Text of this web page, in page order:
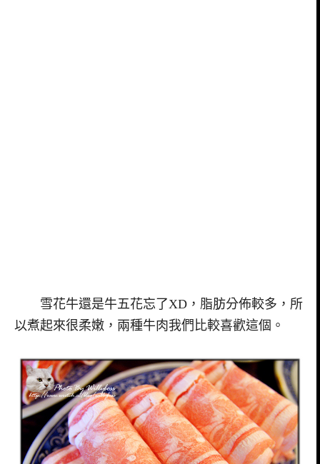
雪花牛還是牛五花忘了XD，脂肪分佈較多，所
以煮起來很柔嫩，兩種牛肉我們比較喜歡這個。